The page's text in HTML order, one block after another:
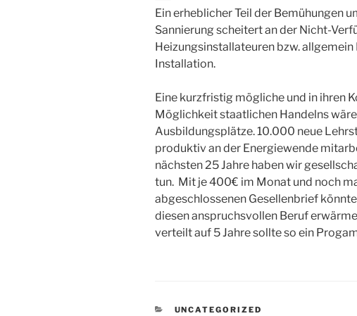
Ein erheblicher Teil der Bemühungen
Sannierung scheitert an der Nicht-
Heizungsinstallateuren bzw.
Installation.
Eine kurzfristig mögliche und in ihren
Möglichkeit staatlichen Handelns
Ausbildungsplätze. 10.000 neue
produktiv an der Energiewende
nächsten 25 Jahre haben wir
tun. Mit je 400€ im Monat und noch
abgeschlossenen Gesellenbrief
diesen anspruchsvollen Beruf
verteilt auf 5 Jahre sollte so ein
KATEGORIEN
UNCATEGORIZED